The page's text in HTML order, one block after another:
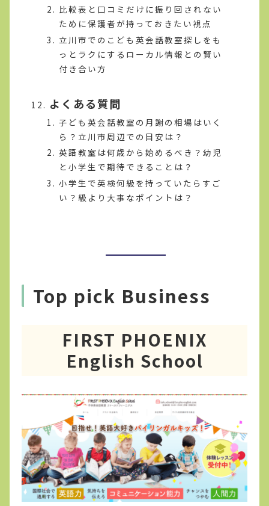
比較表と口コミだけに振り回されない
ために保護者が持っておきたい視点
立川市でのこども英会話教室探しをも
っとラクにするローカル情報との賢い
付き合い方
よくある質問
子ども英会話教室の月謝の相場はいく
ら？立川市周辺での目安は？
英語教室は何歳から始めるべき？幼児
と小学生で期待できることは？
小学生で英検何級を持っていたらすご
い？級より大事なポイントは？
Top pick Business
FIRST PHOENIX
English School